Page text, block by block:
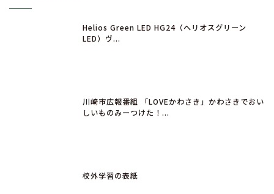
Helios Green LED HG24（ヘリオスグリーン
LED）ヴ...
川崎市広報番組 「LOVEかわさき」かわさきでおい
しいものみーつけた！...
校外学習の表紙